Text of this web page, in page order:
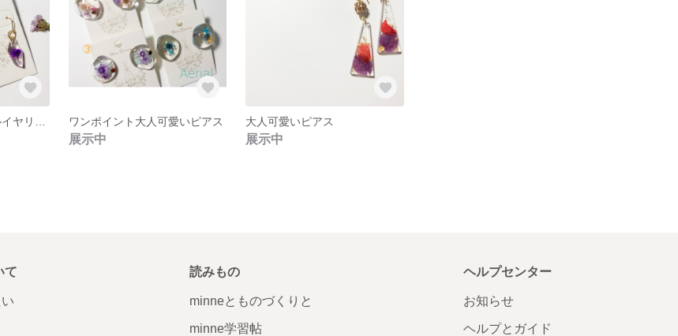
ワンポイント大人可愛いピアス
展示中
大人可愛いピアス
展示中
て 読みもの
minneとものづくりと
minne学習帖
ヘルプセンター
お知らせ
ヘルプとガイド